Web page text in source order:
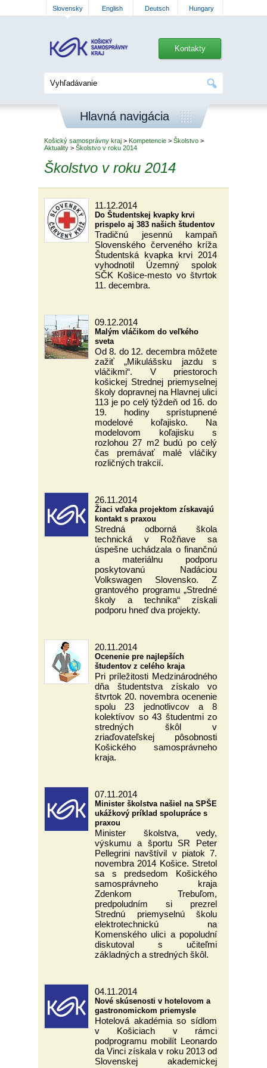
Slovensky English Deutsch Hungary
Kontakty
Hlavná navigácia
Košický samosprávny kraj > Kompetencie > Školstvo >
Aktuality > Školstvo v roku 2014
Školstvo v roku 2014
11.12.2014
Do Študentskej kvapky krvi
prispelo aj 383 našich študentov
Tradičnú jesennú kampaň
Slovenského červeného kríža
Študentská kvapka krvi 2014
vyhodnotil Územný spolok
SČK Košice-mesto vo štvrtok
11. decembra.
09.12.2014
Malým vláčikom do veľkého
sveta
Od 8. do 12. decembra môžete
zažiť „Mikulášsku jazdu s
vláčikmi“. V priestoroch
košickej Strednej priemyselnej
školy dopravnej na Hlavnej ulici
113 je po celý týždeň od 16. do
19. hodiny sprístupnené
modelové koľajisko. Na
modelovom koľajisku s
rozlohou 27 m2 budú po celý
čas premávať malé vláčiky
rozličných trakcií.
26.11.2014
Žiaci vďaka projektom získavajú
kontakt s praxou
Stredná odborná škola
technická v Rožňave sa
úspešne uchádzala o finančnú
a materiálnu podporu
poskytovanú Nadáciou
Volkswagen Slovensko. Z
grantového programu „Stredné
školy a technika“ získali
podporu hneď dva projekty.
20.11.2014
Ocenenie pre najlepších
študentov z celého kraja
Pri príležitosti Medzinárodného
dňa študentstva získalo vo
štvrtok 20. novembra ocenenie
spolu 23 jednotlivcov a 8
kolektívov so 43 študentmi zo
stredných škôl v
zriaďovateľskej pôsobnosti
Košického samosprávneho
kraja.
07.11.2014
Minister školstva našiel na SPŠE
ukážkový príklad spolupráce s
praxou
Minister školstva, vedy,
výskumu a športu SR Peter
Pellegrini navštívil v piatok 7.
novembra 2014 Košice. Stretol
sa s predsedom Košického
samosprávneho kraja
Zdenkom Trebuľom,
predpoludním si prezrel
Strednú priemyselnú školu
elektrotechnickú na
Komenského ulici a popoludní
diskutoval s učiteľmi
základných a stredných škôl.
04.11.2014
Nové skúsenosti v hotelovom a
gastronomickom priemysle
Hotelová akadémia so sídlom
v Košiciach v rámci
podprogramu mobilít Leonardo
da Vinci získala v roku 2013 od
Slovenskej akademickej